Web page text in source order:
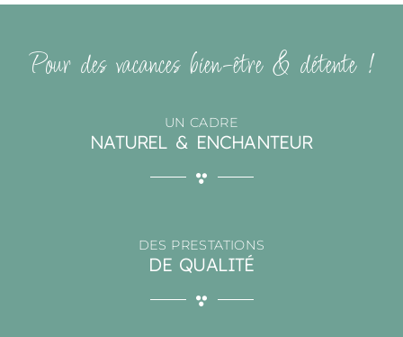
Pour des vacances bien-être & détente !
UN CADRE
NATUREL & ENCHANTEUR
DES PRESTATIONS
DE QUALITÉ